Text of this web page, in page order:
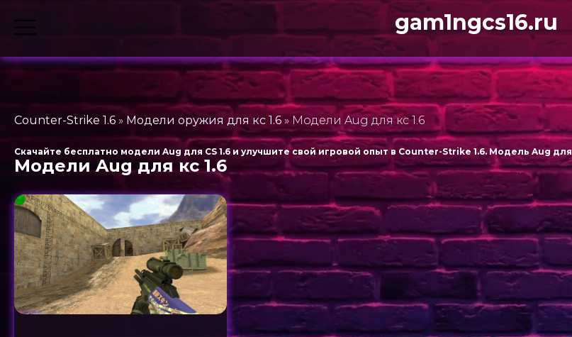
gam1ngcs16.ru
Counter-Strike 1.6 » Модели оружия для кс 1.6 » Модели Aug для кс 1.6
Скачайте бесплатно модели Aug для CS 1.6 и улучшите свой игровой опыт в Counter-Strike 1.6. Модель Aug
Модели Aug для кс 1.6